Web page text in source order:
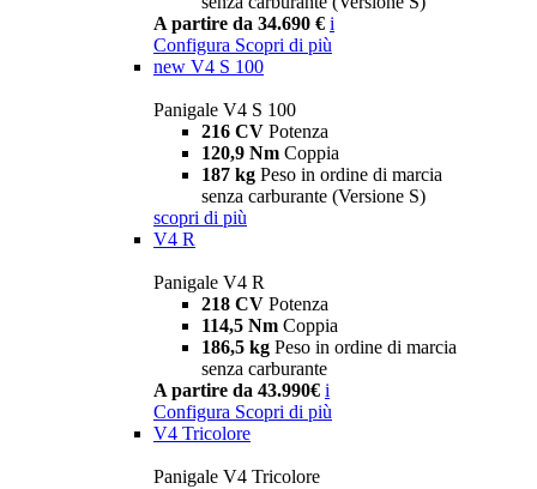
A partire da 34.690 € i
Configura Scopri di più
new V4 S 100
Panigale V4 S 100
216 CV Potenza
120,9 Nm Coppia
187 kg Peso in ordine di marcia
senza carburante (Versione S)
scopri di più
V4 R
Panigale V4 R
218 CV Potenza
114,5 Nm Coppia
186,5 kg Peso in ordine di marcia
senza carburante
A partire da 43.990€ i
Configura Scopri di più
V4 Tricolore
Panigale V4 Tricolore